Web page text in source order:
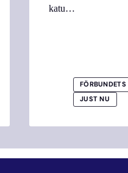
katu…
FÖRBUNDETS
JUST NU